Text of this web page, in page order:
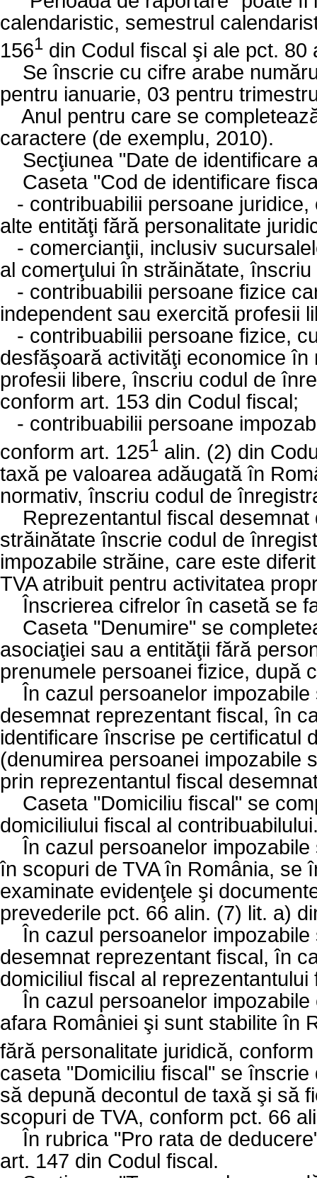
calendaristic, semestrul
1561 din Codul fiscal şi ale pct.
Se înscrie cu cifre arabe
pentru ianuarie, 03 pentru
Anul pentru care se
caractere (de exemplu, 2010).
Secţiunea "Date de identificare
Caseta "Cod de identificare
- contribuabilii persoane
alte entităţi fără personalitate
- comercianţii, inclusiv
al comerţului în străinătate,
- contribuabilii persoane fizice
independent sau exercită profesii
- contribuabilii persoane fizice,
desfăşoară activităţi economice
profesii libere, înscriu codul de
conform art. 153 din Codul fiscal;
- contribuabilii persoane
conform art. 1251 alin. (2) din
taxă pe valoarea adăugată în
normativ, înscriu codul de
Reprezentantul fiscal
străinătate înscrie codul de
impozabile străine, care este
TVA atribuit pentru activitatea
Înscrierea cifrelor în casetă se
Caseta "Denumire" se
asociaţiei sau a entităţii fără
prenumele persoanei fizice, după
În cazul persoanelor
desemnat reprezentant fiscal, în
identificare înscrise pe certificatul
(denumirea persoanei impozabile
prin reprezentantul fiscal
Caseta "Domiciliu fiscal" se
domiciliului fiscal al
În cazul persoanelor
în scopuri de TVA în România, se
examinate evidenţele şi
prevederile pct. 66 alin. (7) lit. a)
În cazul persoanelor
desemnat reprezentant fiscal, în
domiciliul fiscal al reprezentantului
În cazul persoanelor
afara României şi sunt stabilite în
fără personalitate juridică,
caseta "Domiciliu fiscal" se
să depună decontul de taxă şi să
scopuri de TVA, conform pct. 66
În rubrica "Pro rata de
art. 147 din Codul fiscal.